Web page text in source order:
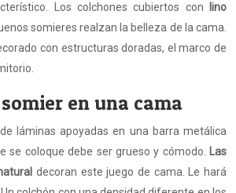
Los colchones cubiertos con
lino
somieres realzan la belleza de la cama.
con estructuras doradas, el marco de
en una cama
láminas apoyadas en una barra metálica
se coloque debe ser grueso y cómodo.
Las
decoran este juego de cama. Le hará